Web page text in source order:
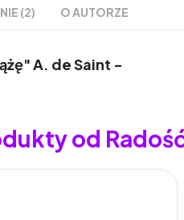
(2) O AUTORZE
A. de Saint -
od